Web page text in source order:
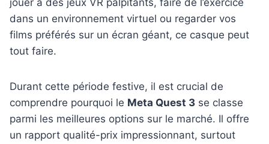
jouer à des jeux VR palpitants, faire de l’exercice
dans un environnement virtuel ou regarder vos
films préférés sur un écran géant, ce casque peut
tout faire.
Durant cette période festive, il est crucial de
comprendre pourquoi le Meta Quest 3 se classe
parmi les meilleures options sur le marché. Il offre
un rapport qualité-prix impressionnant, surtout